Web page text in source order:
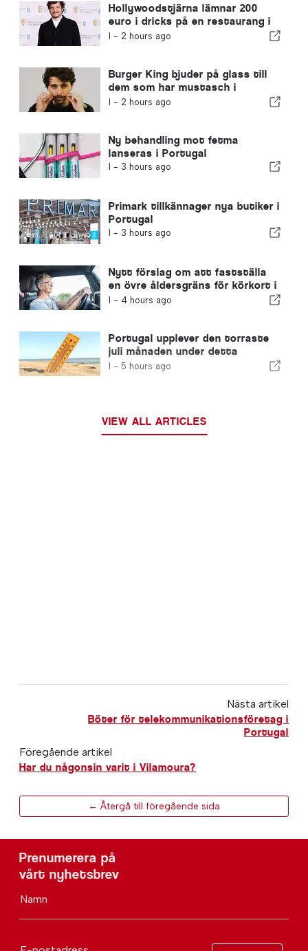
Hollywoodstjärna lämnar 200
euro i dricks på en restaurang i
Portugal
I - 2 hours ago
Burger King bjuder på glass till
dem som har mustasch i
Portugal
I - 2 hours ago
Ny behandling mot fetma
lanseras i Portugal
I - 3 hours ago
Primark tillkännager nya butiker i
Portugal
I - 3 hours ago
Nytt förslag om att fastställa
en övre åldersgräns för körkort i
Portugal
I - 4 hours ago
Portugal upplever den torraste
juli månaden under detta
århundrade
I - 5 hours ago
VIEW ALL ARTICLES
Nästa artikel
Böter för telekommunikationsföretag i
Portugal
Föregående artikel
Har du någonsin varit i Vilamoura?
← Återgå till föregående sida
Prenumerera på
vårt nyhetsbrev
Namn